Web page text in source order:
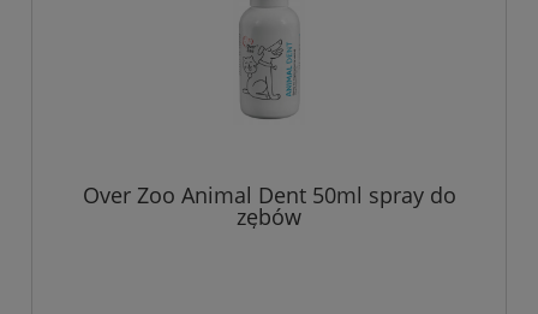
Over Zoo Animal Dent 50ml spray do
zębów